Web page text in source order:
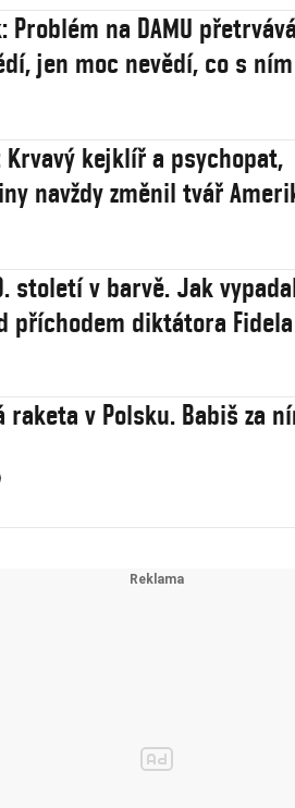
Problém na DAMU
jen moc nevědí, co s ním
Krvavý kejklíř a psychopat,
navždy změnil tvář
století v barvě. Jak
příchodem diktátora Fidela
raketa v Polsku. Babiš za